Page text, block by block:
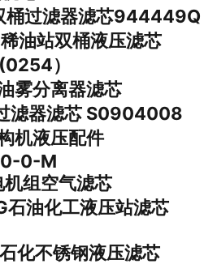
桶过滤器滤芯944449Q
油站双桶液压滤芯
）
雾分离器滤芯
滤器滤芯 S0904008
机液压配件
0-M
组空气滤芯
油化工液压站滤芯
化不锈钢液压滤芯